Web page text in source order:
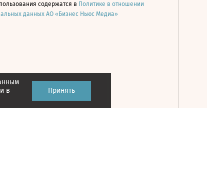
в
Принять
содержатся в Политике в отношении
данных АО «Бизнес Ньюс Медиа»